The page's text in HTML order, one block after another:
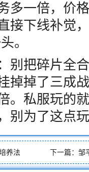
多一倍，价
接下线补觉
。
别把碎片全
掉掉了三成
。私服玩的
别为了这点
养法 下一篇： 邹